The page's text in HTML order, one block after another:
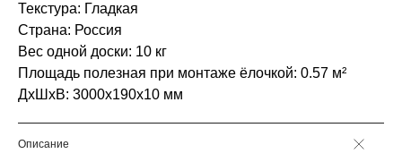
Текстура: Гладкая
Страна: Россия
Вес одной доски: 10 кг
Площадь полезная при монтаже ёлочкой: 0.57 м²
ДxШxВ: 3000x190x10 мм
Описание